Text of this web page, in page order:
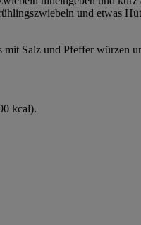
und etwas
Salz und Pfeffer würzen
kcal).